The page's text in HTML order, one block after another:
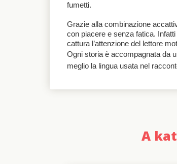
fumetti.
Grazie alla combinazione
con piacere e senza fatica.
cattura l’attenzione del lettore
Ogni storia è accompagnata da
meglio la lingua usata nel
A